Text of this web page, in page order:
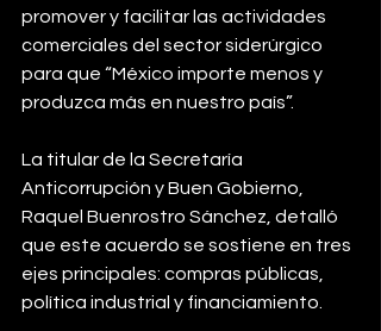
promover y facilitar las actividades
comerciales del sector siderúrgico
para que “México importe menos y
produzca más en nuestro país”.
La titular de la Secretaría
Anticorrupción y Buen Gobierno,
Raquel Buenrostro Sánchez, detalló
que este acuerdo se sostiene en tres
ejes principales: compras públicas,
política industrial y financiamiento.